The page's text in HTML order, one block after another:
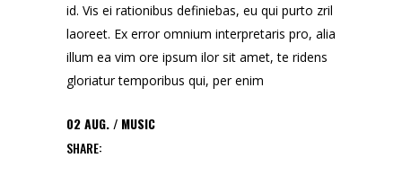
id. Vis ei rationibus definiebas, eu qui purto zril
laoreet. Ex error omnium interpretaris pro, alia
illum ea vim ore ipsum ilor sit amet, te ridens
gloriatur temporibus qui, per enim
02AUG.
MUSIC
SHARE: